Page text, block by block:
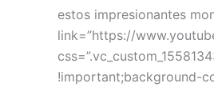
estos impresionantes
link=”https://
!important;background-